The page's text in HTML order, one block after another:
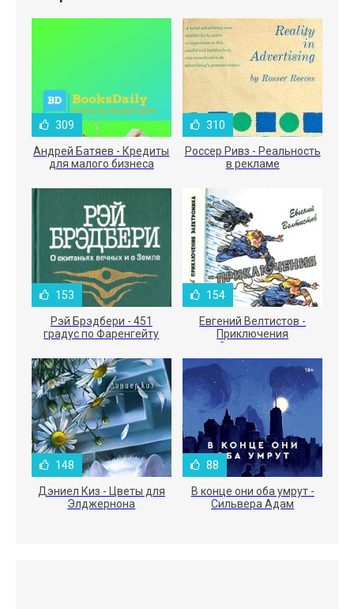
309
Андрей Батяев - Кредиты
для малого бизнеса
310
Россер Ривз - Реальность
в рекламе
153
Рэй Брэдбери - 451
градус по Фаренгейту
154
Евгений Велтистов -
Приключения
Электроника
148
Дэниел Киз - Цветы для
Элджернона
88
В конце они оба умрут -
Сильвера Адам